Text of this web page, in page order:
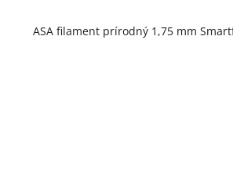
ASA filament prírodný 1,75 mm